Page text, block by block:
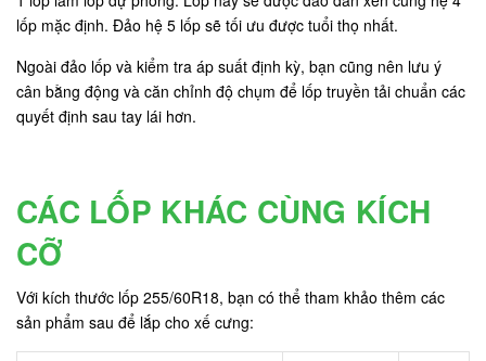
lốp mặc định. Đảo hệ 5 lốp sẽ tối ưu được tuổi thọ nhất.
Ngoài đảo lốp và kiểm tra áp suất định kỳ, bạn cũng nên lưu ý
cân bằng động và căn chỉnh độ chụm để lốp truyền tải chuẩn các
quyết định sau tay lái hơn.
CÁC LỐP KHÁC CÙNG KÍCH
CỠ
Với kích thước lốp 255/60R18, bạn có thể tham khảo thêm các
sản phẩm sau để lắp cho xế cưng: